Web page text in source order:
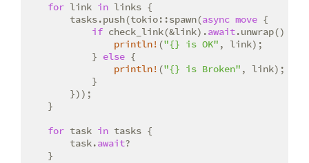
for link in links {
        tasks.push(tokio::spawn(
async move {
if check_link(&link).await.unwrap() {
println! ("{} is OK" , link);
            }
else {
println! ("{} is Broken" , link);
            }
        }));
    }
for task in tasks {
        task.
await?
    }